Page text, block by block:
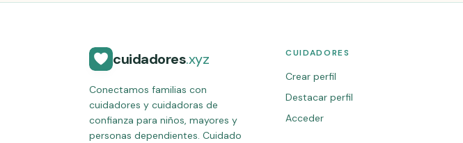
cuidadores.xyz
Conectamos familias con
cuidadores y cuidadoras de
confianza para niños, mayores y
personas dependientes. Cuidado
CUIDADORES
Crear perfil
Destacar perfil
Acceder